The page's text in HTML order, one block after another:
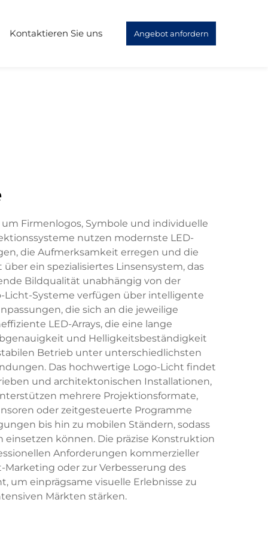
Kontaktieren Sie uns Angebot anfordern
Firmenlogos, Symbole und individuelle
nutzen modernste LED-
die Aufmerksamkeit erregen und die
ein spezialisiertes Linsensystem, das
Bildqualität unabhängig von der
Systeme verfügen über intelligente
die sich an die jeweilige
LED-Arrays, die eine lange
und Helligkeitsbeständigkeit
Betrieb unter unterschiedlichsten
Das hochwertige Logo-Licht findet
und architektonischen Installationen,
mehrere Projektionsformate,
oder zeitgesteuerte Programme
bis hin zu mobilen Ständern, sodass
können. Die präzise Konstruktion
Anforderungen kommerzieller
oder zur Verbesserung des
einprägsame visuelle Erlebnisse zu
Märkten stärken.